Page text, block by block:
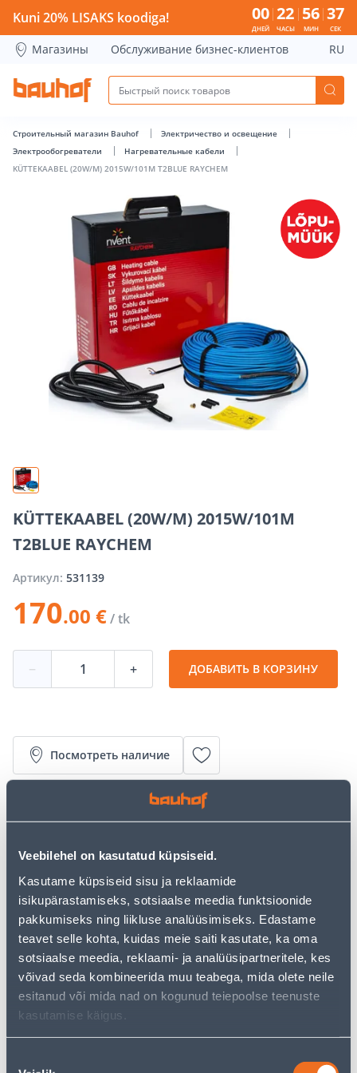
Veebilehel on kasutatud küpsiseid.
Kasutame küpsiseid sisu ja reklaamide
isikupärastamiseks, sotsiaalse meedia funktsioonide
pakkumiseks ning liikluse analüüsimiseks. Edastame
teavet selle kohta, kuidas meie saiti kasutate, ka oma
sotsiaalse meedia, reklaami- ja analüüsipartneritele, kes
võivad seda kombineerida muu teabega, mida olete neile
esitanud või mida nad on kogunud teiepoolse teenuste
kasutamise käigus.
KÜTTEKAABEL (20W/M) 2015W/101M T2BLUE RAYCHEM -
Kuni 20% LISAKS koodiga! 00
ДНЕЙ
22
ЧАСЫ
56
МИН
37
СЕК
Магазины Обслуживание бизнес-клиентов RU
Строительный магазин Bauhof
Электричество и освещение
Электрообогреватели
Нагревательные кабели
KÜTTEKAABEL (20W/M) 2015W/101M T2BLUE RAYCHEM
KÜTTEKAABEL (20W/M) 2015W/101M
T2BLUE RAYCHEM
Артикул: 531139
170.00 €/ tk
− + ДОБАВИТЬ В КОРЗИНУ
Посмотреть наличие
Ежемесячный платеж 28
Предполагаемая доставка 4,99 € от 2-5 tööpäeva
Посылочный автомат от 2,29 € с 2-5 tööpäeva
Забрать в магазине, с 06.08.2026